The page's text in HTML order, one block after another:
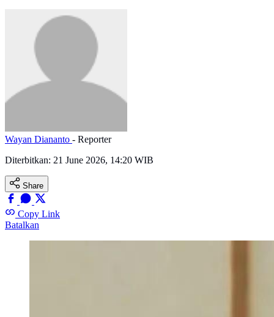
Wayan Diananto - Reporter
Diterbitkan: 21 June 2026, 14:20 WIB
Share
Copy Link
Batalkan